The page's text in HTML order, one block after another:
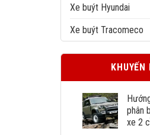
Xe buýt Hyundai
Xe buýt Tracomeco
KHUYẾN
phân
xe 2